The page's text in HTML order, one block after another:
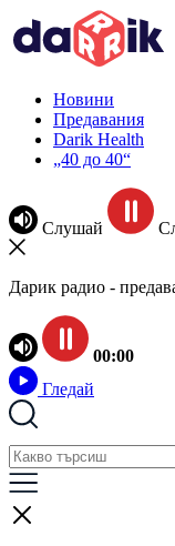
Новини
Предавания
Darik Health
„40 до 40“
Слушай
Дарик радио -
00:00
Гледай